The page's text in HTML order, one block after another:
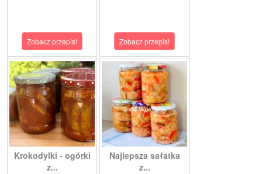
Zobacz przepis! Zobacz przepis!
Krokodylki - ogórki
z...
Najlepsza sałatka
z...